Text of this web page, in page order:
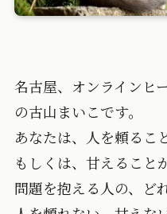
名古屋、オンラインヒ
の古山まいこです。
あなたは、人を頼るこ
もしくは、甘えること
問題を抱える人の、ど